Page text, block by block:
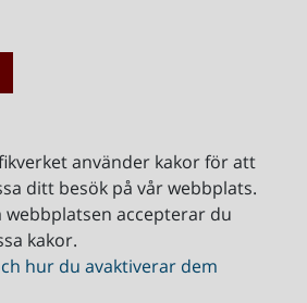
använder kakor för att
ditt besök på vår webbplats.
webbplatsen accepterar du
kakor.
hur du avaktiverar dem